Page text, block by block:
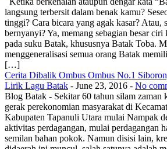
langsung terbersit dalam benak kamu?
tinggi? Cara bicara yang agak kasar? Atau,
bernyanyi? Ya, memang sebagian besar ciri
pada suku Batak, khususnya Batak Toba.
menggeneralisasi semua orang Batak
[…]
Cerita Dibalik Ombus Ombus No.1
Lirik Lagu Batak - June 23, 2016 - No
Blog Batak - Sekitar 60 tahun silam zaman
gerak perekonomian masyarakat di
Kabupaten Tapanuli Utara mulai Nampak
aktivitas perdagangan, mulai perdagangan
semilan bahan pokok. Namun disisi lain,